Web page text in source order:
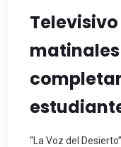
“La Voz del